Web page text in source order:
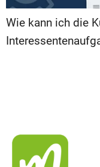
Wie kann ich die